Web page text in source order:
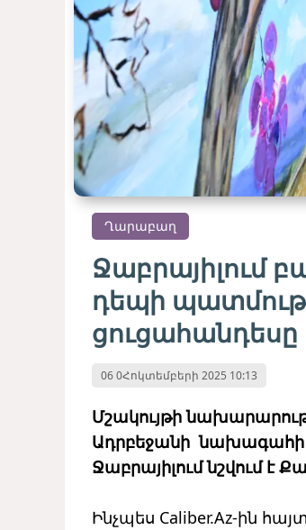
Ղարաբաղ
Ջաբրայիլում
դեպի
ցուցահանդեսը
06 0Հոկտեմբերի 2025 10:13
Մշակույթի
Ադրբեջանի նախագահի
Ջաբրայիլում նշվում է
Ինչպես Caliber.Az-ին